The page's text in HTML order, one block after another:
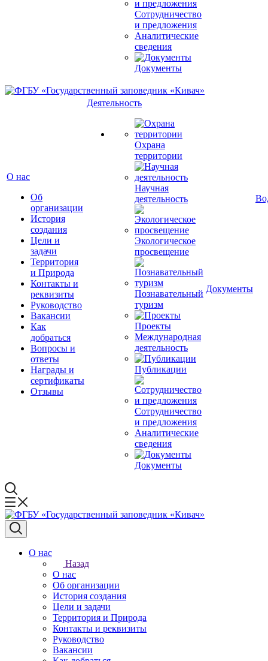
Сотрудничество
и предложения
Аналитические
сведения
Документы
О нас
Об
организации
История
создания
Цели и
задачи
Территория
и Природа
Контакты и
реквизиты
Руководство
Вакансии
Как
добраться
Вопросы и
ответы
Награды и
сертификаты
Отзывы
Деятельность
Охрана
территории
Научная
деятельность
Экологическое
просвещение
Познавательный
туризм
Проекты
Международная
деятельность
Публикации
Сотрудничество
и предложения
Аналитические
сведения
Документы
Документы
О нас
Назад
О нас
Об организации
История создания
Цели и задачи
Территория и Природа
Контакты и реквизиты
Руководство
Вакансии